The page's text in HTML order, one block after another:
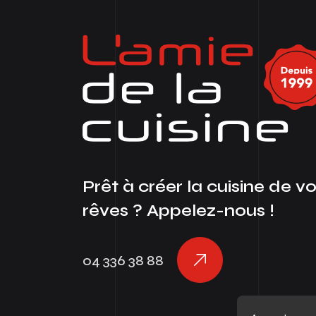
Prêt à créer la cuisine de
rêves ? Appelez-nous !
04 336 38 88